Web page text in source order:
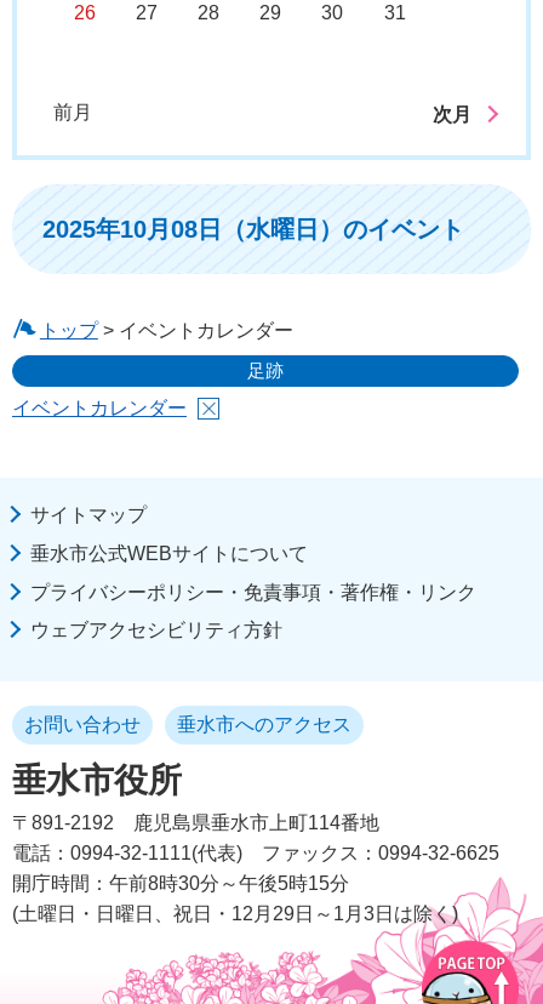
26 27 28 29 30 31
前月 次月
2025年10月08日（水曜日）のイベント
トップ> イベントカレンダー
足跡
イベントカレンダー
サイトマップ
垂水市公式WEBサイトについて
プライバシーポリシー・免責事項・著作権・リンク
ウェブアクセシビリティ方針
垂水市役所
お問い合わせ 垂水市へのアクセス
〒891-2192
鹿児島県垂水市上町114番地
電話：0994-32-1111(代表)
ファックス：0994-32-6625
開庁時間：午前8時30分～午後5時15分
(土曜日・日曜日、祝日・12月29日～1月3日は除く)